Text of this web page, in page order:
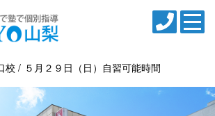
校 ５月２９日（日）自習可能時間